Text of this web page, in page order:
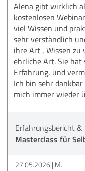
Alena gibt wirklich
kostenlosen
viel Wissen und
sehr verständlich
ihre Art , Wissen
ehrliche Art. Sie hat
Erfahrung, und
Ich bin sehr
mich immer wieder
Erfahrungsbericht
Masterclass für
27.05.2026 M.